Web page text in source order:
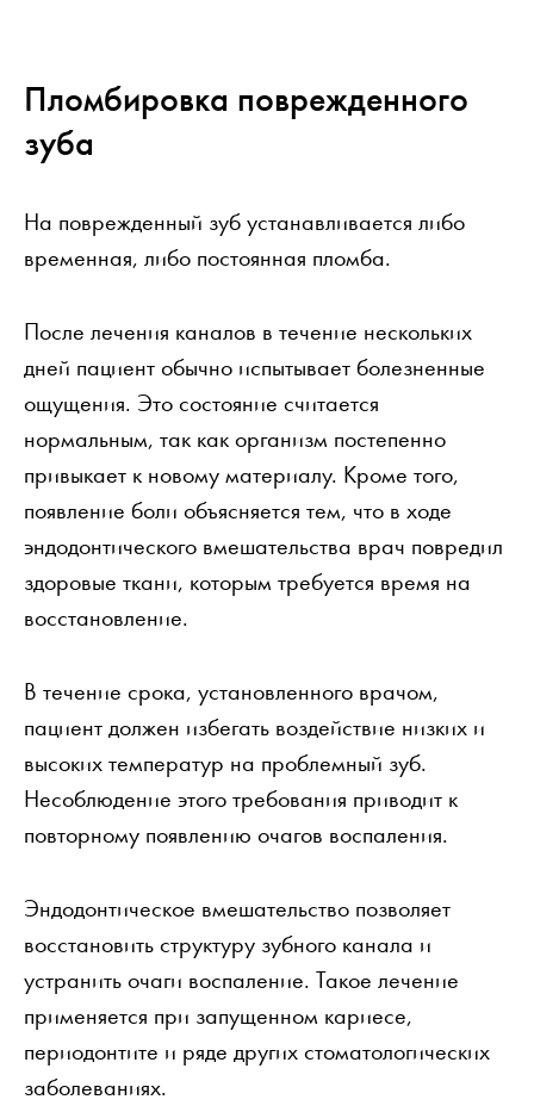
Пломбировка поврежденного
зуба
На поврежденный зуб устанавливается либо
временная, либо постоянная пломба.
После лечения каналов в течение нескольких
дней пациент обычно испытывает болезненные
ощущения. Это состояние считается
нормальным, так как организм постепенно
привыкает к новому материалу. Кроме того,
появление боли объясняется тем, что в ходе
эндодонтического вмешательства врач повредил
здоровые ткани, которым требуется время на
восстановление.
В течение срока, установленного врачом,
пациент должен избегать воздействие низких и
высоких температур на проблемный зуб.
Несоблюдение этого требования приводит к
повторному появлению очагов воспаления.
Эндодонтическое вмешательство позволяет
восстановить структуру зубного канала и
устранить очаги воспаление. Такое лечение
применяется при запущенном кариесе,
периодонтите и ряде других стоматологических
заболеваниях.